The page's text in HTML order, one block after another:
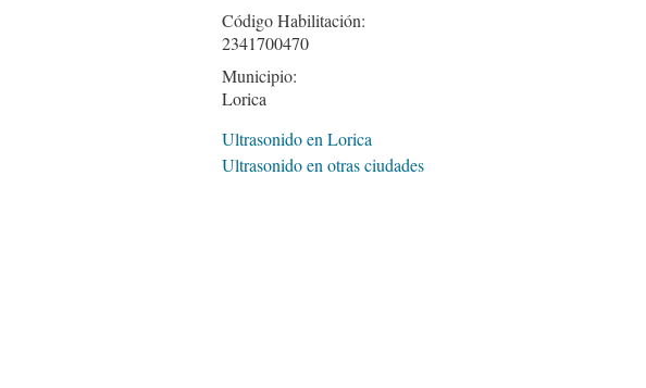
Código Habilitación:
2341700470
Municipio:
Lorica
Ultrasonido en Lorica
Ultrasonido en otras ciudades